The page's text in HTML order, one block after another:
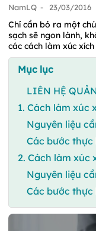
NamLQ - 23/03/2016
Chỉ cần bỏ ra một
sạch sẽ ngon lành,
các cách làm xúc
Mục lục
LIÊN HỆ
1. Cách làm xúc
Nguyên liệu
Các bước thực
2. Cách làm xúc
Nguyên liệu
Các bước thực